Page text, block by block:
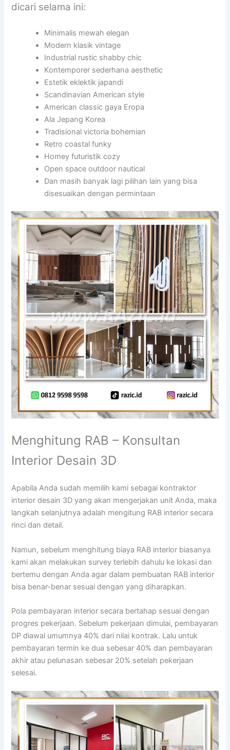
dicari selama ini:
Minimalis mewah elegan
Modern klasik vintage
Industrial rustic shabby chic
Kontemporer sederhana aesthetic
Estetik eklektik japandi
Scandinavian American style
American classic gaya Eropa
Ala Jepang Korea
Tradisional victoria bohemian
Retro coastal funky
Homey futuristik cozy
Open space outdoor nautical
Dan masih banyak lagi pilihan lain yang bisa
disesuaikan dengan permintaan
Menghitung RAB – Konsultan
Interior Desain 3D
Apabila Anda sudah memilih kami sebagai kontraktor
interior desain 3D yang akan mengerjakan unit Anda, maka
langkah selanjutnya adalah mengitung RAB interior secara
rinci dan detail.
Namun, sebelum menghitung biaya RAB interior biasanya
kami akan melakukan survey terlebih dahulu ke lokasi dan
bertemu dengan Anda agar dalam pembuatan RAB interior
bisa benar-benar sesuai dengan yang diharapkan.
Pola pembayaran interior secara bertahap sesuai dengan
progres pekerjaan. Sebelum pekerjaan dimulai, pembayaran
DP diawal umumnya 40% dari nilai kontrak. Lalu untuk
pembayaran termin ke dua sebesar 40% dan pembayaran
akhir atau pelunasan sebesar 20% setelah pekerjaan
selesai.